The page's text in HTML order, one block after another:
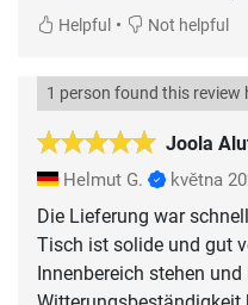
Helpful • Not helpful
Joola
1 person found this review
Helmut G. května
Die Lieferung war
Tisch ist solide und gut
Innenbereich stehen